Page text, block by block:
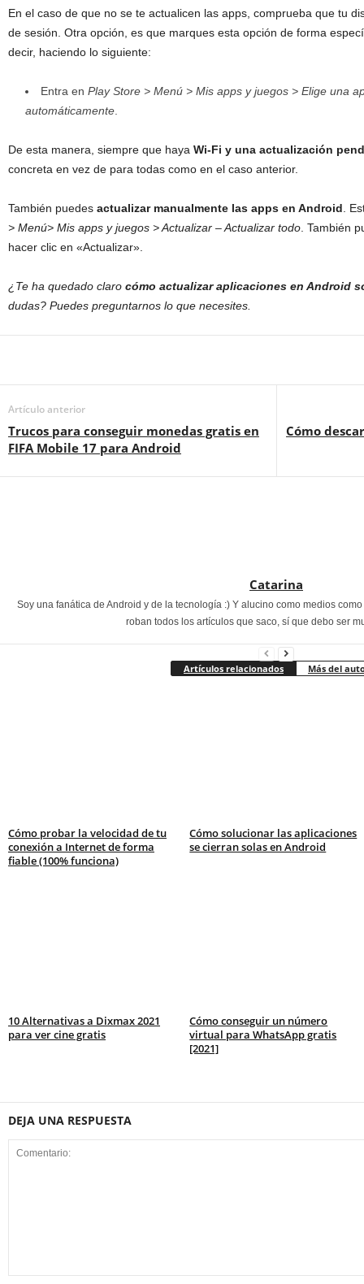
En el caso de que no se te actualicen las apps, comprueba que tu
de sesión. Otra opción, es que marques esta opción de forma
decir, haciendo lo siguiente:
Entra en Play Store > Menú > Mis apps y juegos > Elige una
automáticamente.
De esta manera, siempre que haya Wi-Fi y una actualización
concreta en vez de para todas como en el caso anterior.
También puedes actualizar manualmente las apps en Android.
> Menú> Mis apps y juegos > Actualizar – Actualizar todo. También
hacer clic en «Actualizar».
¿Te ha quedado claro cómo actualizar aplicaciones en Android
dudas? Puedes preguntarnos lo que necesites.
Artículo anterior
Trucos para conseguir monedas gratis en
FIFA Mobile 17 para Android
Cómo
Catarina
Soy una fanática de Android y de la tecnología :) Y alucino como medios
roban todos los artículos que saco, sí que debo ser
Artículos relacionados Más del
Cómo probar la velocidad de tu
conexión a Internet de forma
fiable (100% funciona)
Cómo solucionar las aplicaciones
se cierran solas en Android
10 Alternativas a Dixmax 2021
para ver cine gratis
Cómo conseguir un número
virtual para WhatsApp gratis
[2021]
DEJA UNA RESPUESTA